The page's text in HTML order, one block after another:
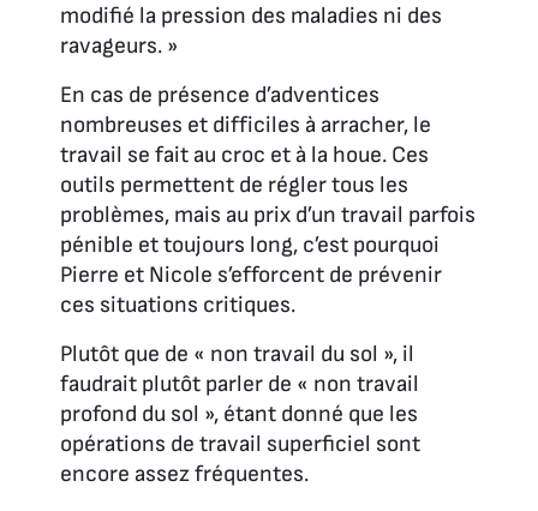
modifié la pression des maladies ni des
ravageurs. »
En cas de présence d’adventices
nombreuses et difficiles à arracher, le
travail se fait au croc et à la houe. Ces
outils permettent de régler tous les
problèmes, mais au prix d’un travail parfois
pénible et toujours long, c’est pourquoi
Pierre et Nicole s’efforcent de prévenir
ces situations critiques.
Plutôt que de « non travail du sol », il
faudrait plutôt parler de « non travail
profond du sol », étant donné que les
opérations de travail superficiel sont
encore assez fréquentes.